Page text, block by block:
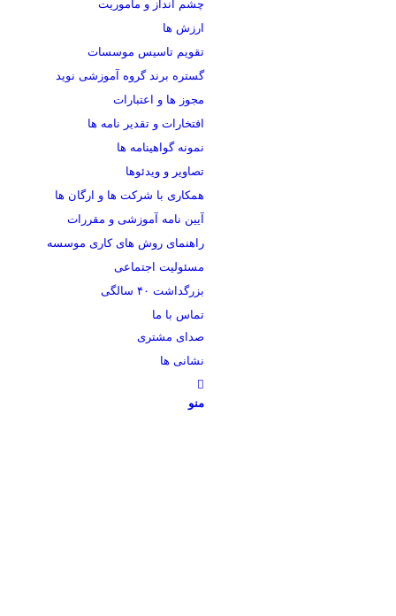
چشم انداز و ماموریت
ارزش ها
تقویم تاسیس موسسات
گستره برند گروه آموزشی نوید
مجوز ها و اعتبارات
افتخارات و تقدیر نامه ها
نمونه گواهینامه ها
تصاویر و ویدئوها
همکاری با شرکت ها و ارگان ها
آیین نامه آموزشی و مقررات
راهنمای روش های کاری موسسه
مسئولیت اجتماعی
بزرگداشت ۴۰ سالگی
تماس با ما
صدای مشتری
نشانی ها
منو